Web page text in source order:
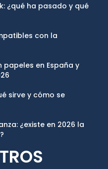
¿qué ha pasado y qué
con la
en España y
sirve y cómo se
¿existe en 2026 la